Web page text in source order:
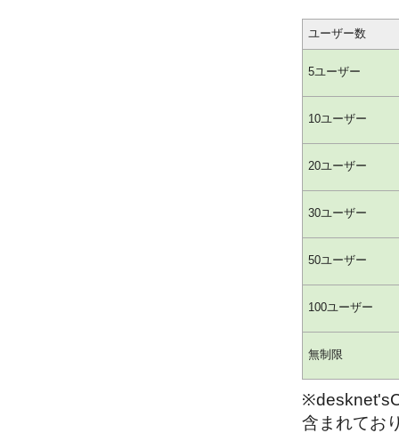
ユーザー数
5ユーザー
10ユーザー
20ユーザー
30ユーザー
50ユーザー
100ユーザー
無制限
含まれてお